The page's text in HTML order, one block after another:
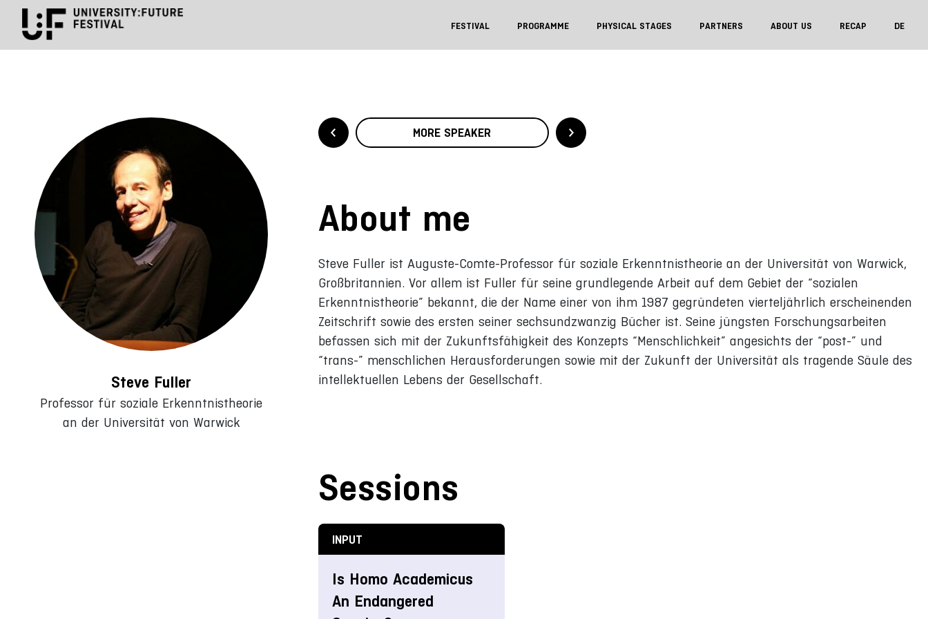
FESTIVAL PROGRAMME PHYSICAL STAGES PARTNERS ABOUT US RECAP DE
Steve Fuller
Professor für soziale Erkenntnistheorie
an der Universität von Warwick
MORE SPEAKER
About me
Steve Fuller ist Auguste-Comte-Professor für soziale Erkenntnistheorie an der Universität von Warwick,
Großbritannien. Vor allem ist Fuller für seine grundlegende Arbeit auf dem Gebiet der “sozialen
Erkenntnistheorie” bekannt, die der Name einer von ihm 1987 gegründeten vierteljährlich erscheinenden
Zeitschrift sowie des ersten seiner sechsundzwanzig Bücher ist. Seine jüngsten Forschungsarbeiten
befassen sich mit der Zukunftsfähigkeit des Konzepts “Menschlichkeit” angesichts der “post-” und
“trans-” menschlichen Herausforderungen sowie mit der Zukunft der Universität als tragende Säule des
intellektuellen Lebens der Gesellschaft.
Sessions
INPUT
Is Homo Academicus
An Endangered